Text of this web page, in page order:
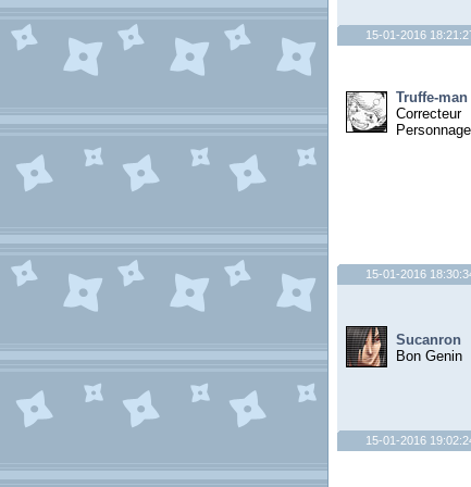
15-01-2016
Truffe-man
Correcteur
15-01-2016
Sucanron
Bon Genin
15-01-2016